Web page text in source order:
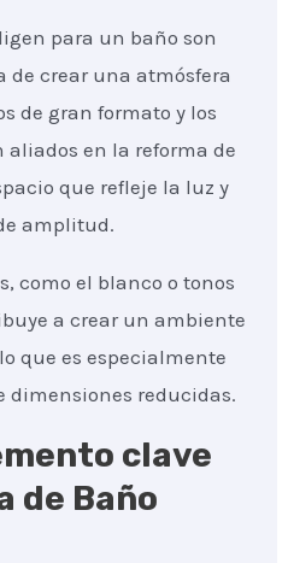
para un baño son
crear una atmósfera
de gran formato y los
en la reforma de
que refleje la luz y
amplitud.
como el blanco o tonos
a crear un ambiente
que es especialmente
dimensiones reducidas.
clave
de Baño